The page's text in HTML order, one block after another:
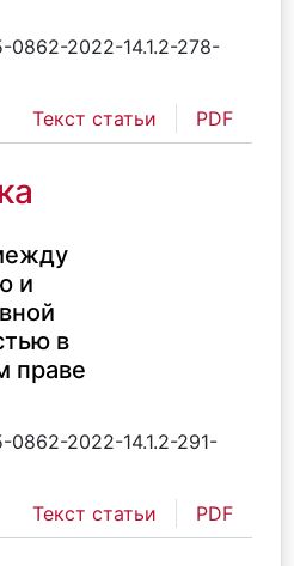
0862-2022-14.1.2-278-
Текст статьи PDF
и
в
праве
0862-2022-14.1.2-291-
Текст статьи PDF